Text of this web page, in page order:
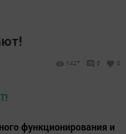
1427 0 0
функционирования и